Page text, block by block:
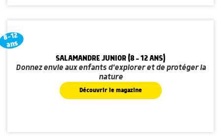
8-12
ans
SALAMANDRE JUNIOR (8 - 12 ANS)
Donnez envie aux enfants d'explorer et de protéger la
nature
Découvrir le magazine